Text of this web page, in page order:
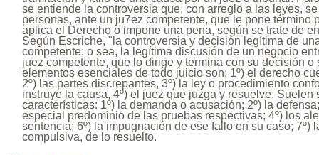
se entiende la controversia que, con arreglo a las leyes,
personas, ante un ju7ez competente, que le pone término
aplica el Derecho o impone una pena, según se trate de
Según Escriche, "la controversia y decisión legítima de
competente; o sea, la legítima discusión de un negocio
juez competente, que lo dirige y termina con su decisión
elementos esenciales de todo juicio son: 1º) el derecho
2º) las partes discrepantes, 3º) la ley o procedimiento
instruye la causa, 4º) el juez que juzga y resuelve. Suelen
características: 1º) la demanda o acusación; 2º) la
especial predominio de las pruebas respectivas; 4º) los
sentencia; 6º) la impugnación de ese fallo en su caso; 7º)
compulsiva, de lo resuelto.